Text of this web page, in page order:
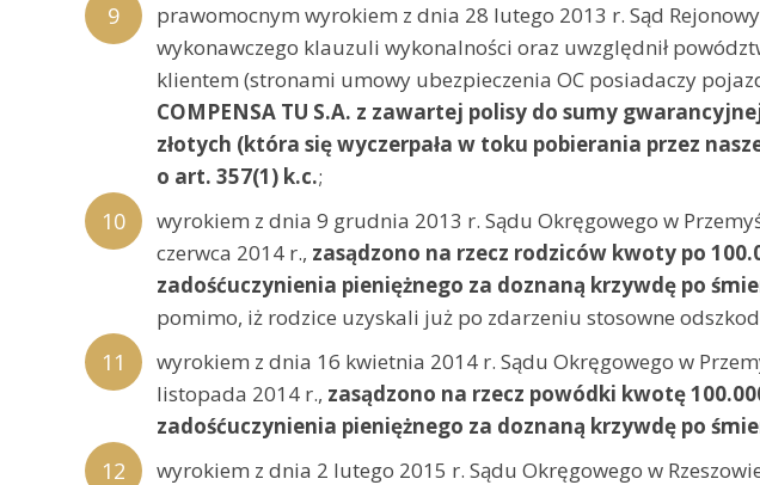
prawomocnym wyrokiem z dnia 28 lutego 2013 r. Sąd
wykonawczego klauzuli wykonalności oraz uwzględnił
klientem (stronami umowy ubezpieczenia OC posiadaczy
COMPENSA TU S.A. z zawartej polisy do sumy
złotych (która się wyczerpała w toku pobierania przez
o art. 357(1) k.c.;
wyrokiem z dnia 9 grudnia 2013 r. Sądu Okręgowego w
czerwca 2014 r., zasądzono na rzecz rodziców kwoty po
zadośćuczynienia pieniężnego za doznaną krzywdę po
pomimo, iż rodzice uzyskali już po zdarzeniu stosowne
wyrokiem z dnia 16 kwietnia 2014 r. Sądu Okręgowego w
listopada 2014 r., zasądzono na rzecz powódki kwotę
zadośćuczynienia pieniężnego za doznaną krzywdę po
wyrokiem z dnia 2 lutego 2015 r. Sądu Okręgowego w